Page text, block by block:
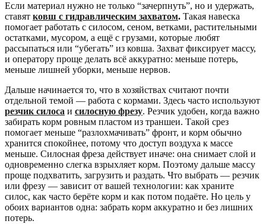
Если материал нужно не только “зачерпнуть”, но и удержать,
ставят ковш с гидравлическим захватом. Такая навеска
помогает работать с силосом, сеном, ветками, растительными
остатками, мусором, а ещё с грузами, которые любят
рассыпаться или “убегать” из ковша. Захват фиксирует массу,
и оператору проще делать всё аккуратно: меньше потерь,
меньше лишней уборки, меньше нервов.
Дальше начинается то, что в хозяйствах считают почти
отдельной темой — работа с кормами. Здесь часто используют
резчик силоса и силосную фрезу. Резчик удобен, когда важно
забирать корм ровным пластом из траншеи. Такой срез
помогает меньше “разлохмачивать” фронт, и корм обычно
хранится спокойнее, потому что доступ воздуха к массе
меньше. Силосная фреза действует иначе: она снимает слой и
одновременно слегка взрыхляет корм. Поэтому дальше массу
проще подхватить, загрузить и раздать. Что выбрать — резчик
или фрезу — зависит от вашей технологии: как храните
силос, как часто берёте корм и как потом подаёте. Но цель у
обоих вариантов одна: забрать корм аккуратно и без лишних
потерь.